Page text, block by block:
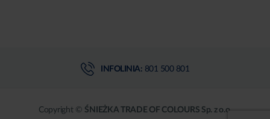
INFOLINIA: 801 500 801
Copyright © ŚNIEŻKA TRADE OF COLOURS Sp. z o.o.